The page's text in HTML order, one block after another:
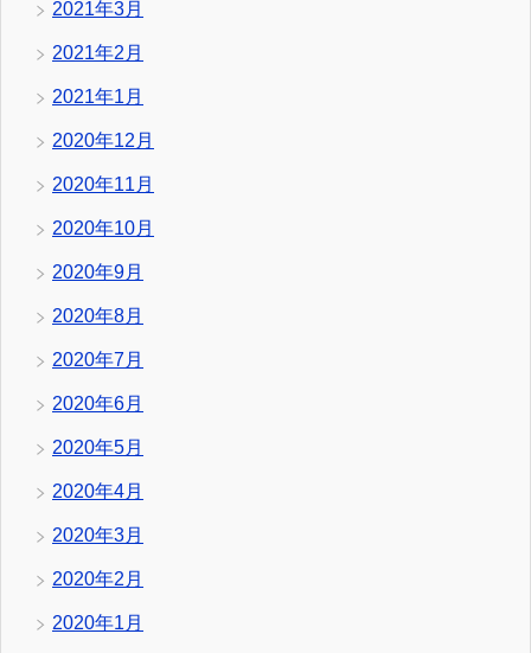
2021年3月
2021年2月
2021年1月
2020年12月
2020年11月
2020年10月
2020年9月
2020年8月
2020年7月
2020年6月
2020年5月
2020年4月
2020年3月
2020年2月
2020年1月